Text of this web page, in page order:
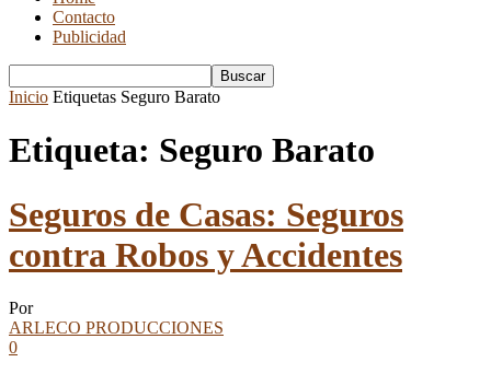
Contacto
Publicidad
Inicio Etiquetas Seguro Barato
Etiqueta: Seguro Barato
Seguros de Casas: Seguros
contra Robos y Accidentes
Por
ARLECO PRODUCCIONES
0